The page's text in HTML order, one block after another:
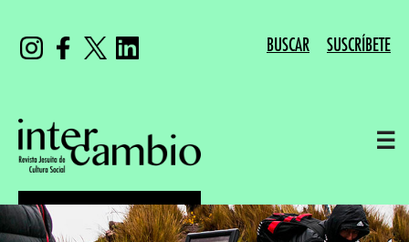
BUSCAR SUSCRÍBETE
☰